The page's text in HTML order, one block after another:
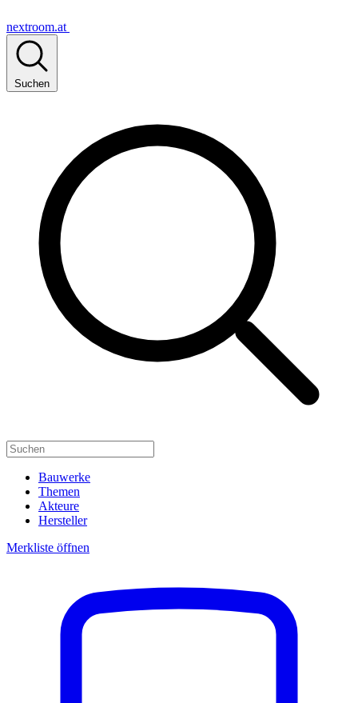
nextroom.at
Suchen
Bauwerke
Themen
Akteure
Hersteller
Merkliste öffnen